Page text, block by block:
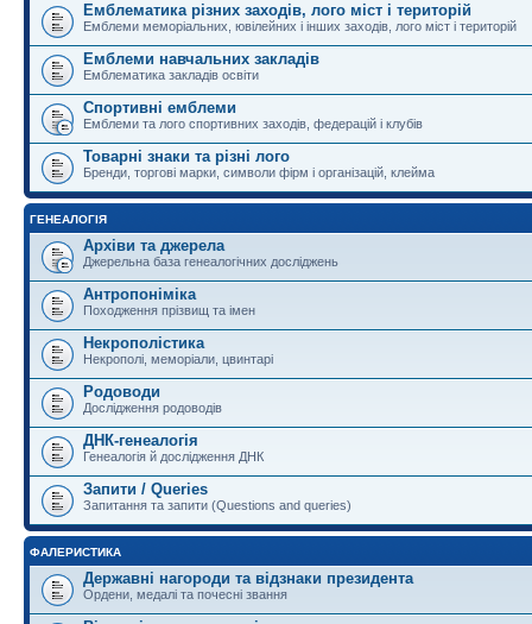
Емблематика різних заходів, лого міст і територій
Емблеми меморіальних, ювілейних і інших заходів, лого міст і територій
Емблеми навчальних закладів
Емблематика закладів освіти
Спортивні емблеми
Емблеми та лого спортивних заходів, федерацій і клубів
Товарні знаки та різні лого
Бренди, торгові марки, символи фірм і організацій, клейма
ГЕНЕАЛОГІЯ
Архіви та джерела
Джерельна база генеалогічних досліджень
Антропоніміка
Походження прізвищ та імен
Некрополістика
Некрополі, меморіали, цвинтарі
Родоводи
Дослідження родоводів
ДНК-генеалогія
Генеалогія й дослідження ДНК
Запити / Queries
Запитання та запити (Questions and queries)
ФАЛЕРИСТИКА
Державні нагороди та відзнаки президента
Ордени, медалі та почесні звання